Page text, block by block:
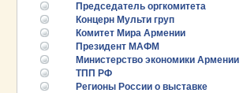
Председатель оргкомитета
Концерн Мульти груп
Комитет Мира Армении
Президент МАФМ
Министерство экономики Армении
ТПП РФ
Регионы России о выставке